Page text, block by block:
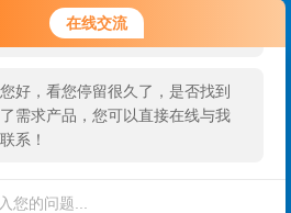
在线交流
您好！欢迎前来咨询，很高兴为您
服务，请问您要咨询什么问题呢？
您好，看您停留很久了，是否找到
了需求产品，您可以直接在线与我
联系！